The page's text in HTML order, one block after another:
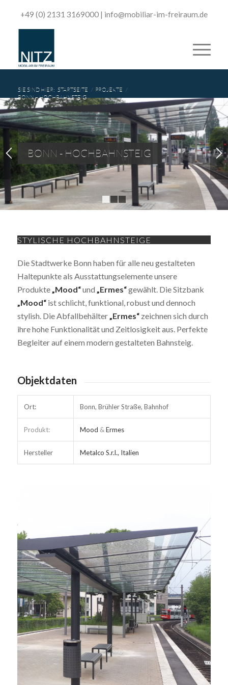
+49 (0) 2131 3169000| ­info@mobiliar-im-freiraum.de
SIE SIND HIER: STARTSEITE / PROJEKTE /
BONN – HOCHBAHNSTEIG
2 3
BONN - HOCHBAHNSTEIG
STYLISCHE HOCHBAHNSTEIGE
Die Stadtwerke Bonn haben für alle neu gestalteten
Haltepunkte als Ausstattungselemente unsere
Produkte „Mood“und „Ermes“gewählt. Die Sitzbank
„Mood“ist schlicht, funktional, robust und dennoch
stylish. Die Abfallbehälter „Ermes“zeichnen sich durch
ihre hohe Funktionalität und Zeitlosigkeit aus. Perfekte
Begleiter auf einem modern gestalteten Bahnsteig.
Objektdaten
Ort: Bonn, Brühler Straße, Bahnhof
Produkt: Mood &Ermes
Hersteller Metalco S.r.l., Italien